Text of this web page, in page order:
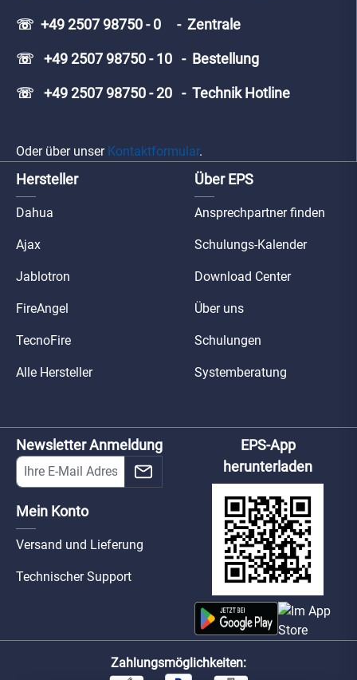
☏ +49 2507 98750 - 0 - Zentrale
☏ +49 2507 98750 - 10 - Bestellung
☏ +49 2507 98750 - 20 - Technik Hotline
Oder über unser Kontaktformular.
Hersteller
Dahua
Ajax
Jablotron
FireAngel
TecnoFire
Alle Hersteller
Über EPS
Ansprechpartner finden
Schulungs-Kalender
Download Center
Über uns
Schulungen
Systemberatung
Newsletter Anmeldung
Mein Konto
Versand und Lieferung
Technischer Support
EPS-App
herunterladen
Zahlungsmöglichkeiten: